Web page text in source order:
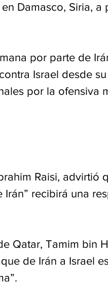
Damasco, Siria, a
por parte de
Israel desde su
por la ofensiva
Raisi, advirtió
recibirá una
Qatar, Tamim bin
de Irán a Israel